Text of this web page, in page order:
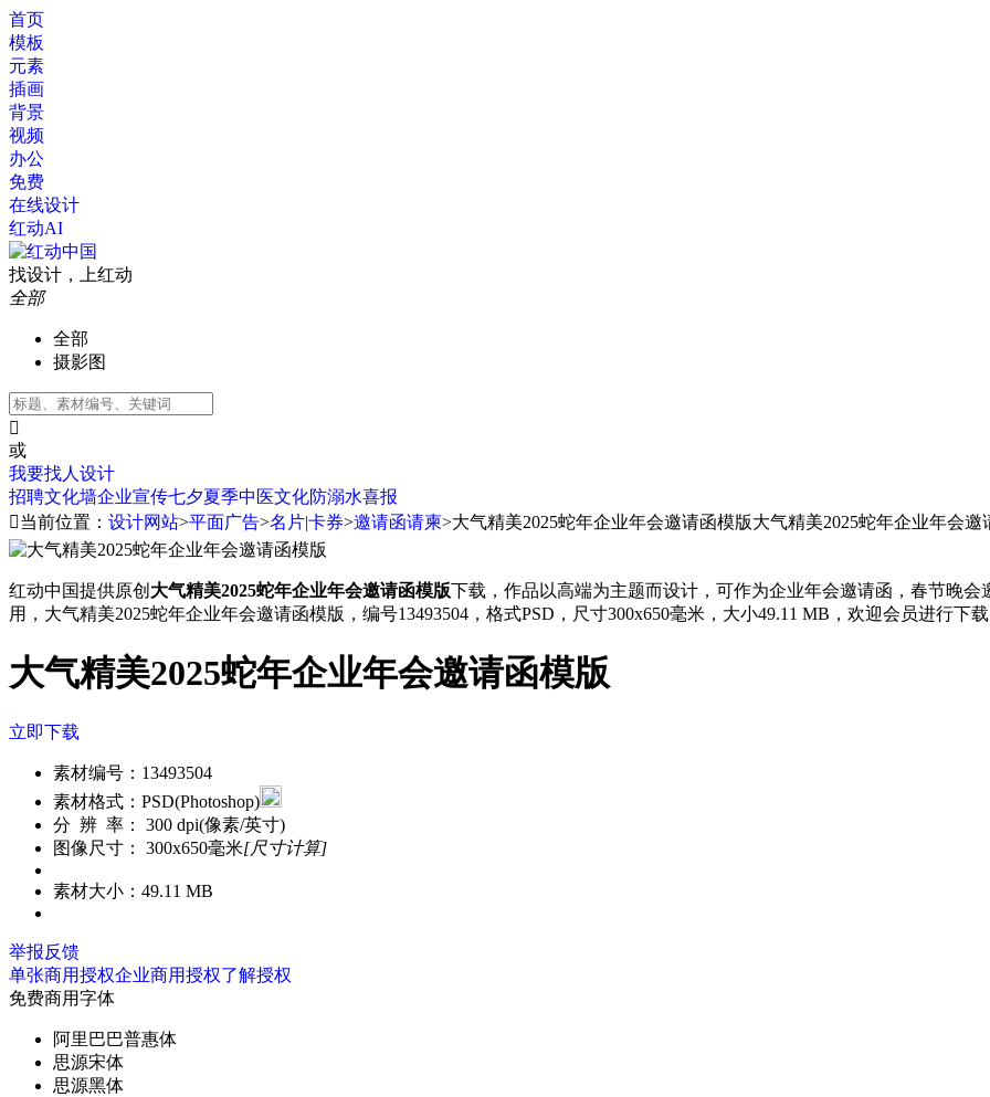
首页
模板
元素
插画
背景
视频
办公
免费
在线设计
红动AI
找设计，上红动
全部
全部
摄影图

或
我要找人设计
招聘文化墙企业宣传七夕夏季中医文化防溺水喜报
当前位置： 设计网站>平面广告>名片|卡券>邀请函请柬>大气精美2025蛇年企业年会邀请函模版大气精美2025蛇年企业年会邀
红动中国提供原创 大气精美2025蛇年企业年会邀请函模版下载，作品以高端为主题而设计，可作为企业年会邀请函，春节晚
用，大气精美2025蛇年企业年会邀请函模版，编号13493504，格式PSD，尺寸300x650毫米，大小49.11 MB，欢迎会员进行下载
大气精美2025蛇年企业年会邀请函模版
立即下载
素材编号： 13493504
素材格式： PSD(Photoshop)
分 辨 率： 300 dpi(像素/英寸)
图像尺寸： 300x650毫米[尺寸计算]
素材大小： 49.11 MB
举报反馈
单张商用授权企业商用授权了解授权
免费商用字体
阿里巴巴普惠体
思源宋体
思源黑体